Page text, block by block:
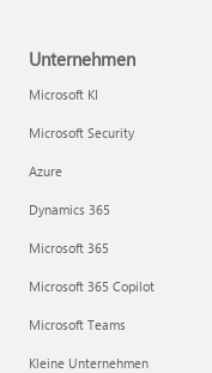
Unternehmen
Microsoft KI
Microsoft Security
Azure
Dynamics 365
Microsoft 365
Microsoft 365 Copilot
Microsoft Teams
Kleine Unternehmen